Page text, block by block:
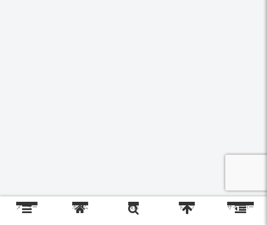
メニュー ホーム 検索 トップ サイドバー